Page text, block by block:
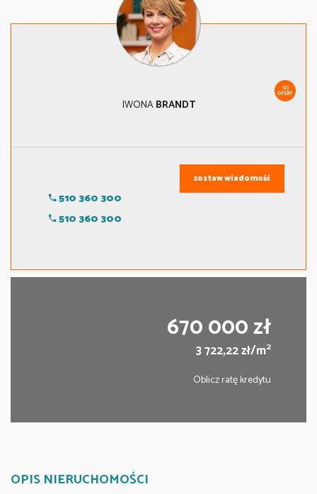
93
OFERT
IWONABRANDT
510 360 300
510 360 300
zostaw wiadomość
670 000 zł
3 722,22 zł/m2
Oblicz ratę kredytu
OPIS NIERUCHOMOŚCI